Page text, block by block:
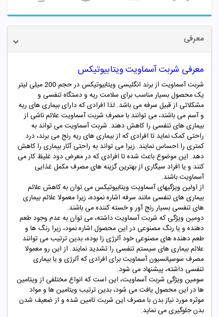
معرفی
معرفی شربت آسماویت ویتابیوتیکس
شربت آسماویت از برند انگلیسی ویتابیوتیکس در حجم 200 میلی لیتر
یک محصول بسیار مناسب برای سلامت ریه و دستگاه تنفسی و
مشکلاتی از قبیل سرفه می باشد. لذا افرادی که دارای بیماری های ریه
و آسم می باشند، می توانند با مصرف شربت آسماویت علائم ناشی از
بیماری های تنفسی را کاهش دهند. شربت آسماویت می تواند به
راحتی کمک نماید تا افرادی که از بیماری های ریه رنج می برند، درد
کمتری را احساس نمایند. زیرا می تواند به راحتی آثار بیماری را کاهش
دهد. این موضوع باعث شده تا افرادی که در معرض دود غلیظ کار می
کنند و یا افراد سیگاری از بهترین گزینه های مصرف مکمل غذایی
آسماویت باشند.
از اولین ویژگیهای آسماویت ویتابیوتیکس می توان به کاهش علائم
بیماری های تنفسی مانند سرفه اشاره نموده، زیرا معمولا علائم بیماری
های تنفسی بسیار رنج آور و خسته کننده می باشند.
دومین ویژگی که شربت آسماویت داشته، می توان به عدم وجود طعم
دهنده و یا رنگ مصنوعی در این محصول اشاره نمود، زیرا رنگ ها و
طعم دهنده های مصنوعی خود آلرژی زا بوده، بدین ترتیب می توانند
علائم بیماری های سیستم تنفسی را تشدید نمایند. از این رو معمولا
مصرف سوسپانسیون آسماویت برای افرادی که آلرژی و یا بیماری
تنفسی داشته، پیشنهاد می شود.
سومین ویژگی شربت آسماویت، این است که انواع مختلفی از ویتامین
ها در این محصول یافت می شود، بدین ترتیب ویتامین ها و مواد
موثره مورد نیاز بدن با مصرف این شربت تامین شده و از ضعیف شدن
بدن جلوگیری می نماید.